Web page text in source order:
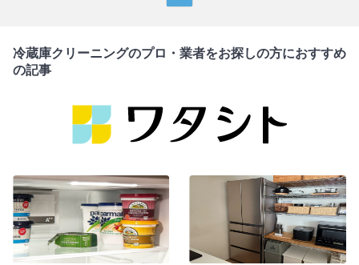
冷蔵庫クリーニングのプロ・業者をお探しの方におすすめ
の記事